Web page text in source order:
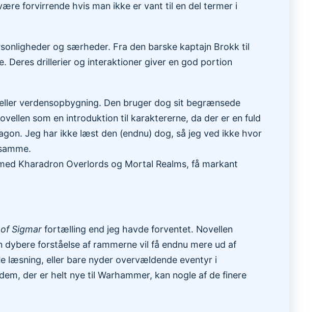
forvirrende hvis man ikke er vant til en del termer i
og særheder. Fra den barske kaptajn Brokk til
Deres drillerier og interaktioner giver en god portion
verdensopbygning. Den bruger dog sit begrænsede
som en introduktion til karaktererne, da der er en fuld
Jeg har ikke læst den (endnu) dog, så jeg ved ikke hvor
Kharadron Overlords og Mortal Realms, få markant
Sigmarfortælling end jeg havde forventet. Novellen
forståelse af rammerne vil få endnu mere ud af
læsning, eller bare nyder overvældende eventyr i
der er helt nye til Warhammer, kan nogle af de finere